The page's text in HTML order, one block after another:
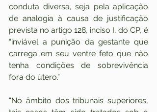
conduta diversa, seja pela aplicação
de analogia à causa de justificação
prevista no artigo 128, inciso I, do CP, é
“inviável a punição da gestante que
carrega em seu ventre feto que não
tenha condições de sobrevivência
fora do útero.”
“No âmbito dos tribunais superiores,